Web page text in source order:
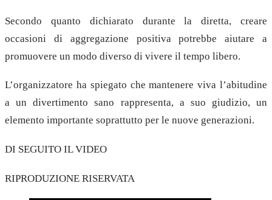
Secondo quanto dichiarato durante la diretta, creare
occasioni di aggregazione positiva potrebbe aiutare a
promuovere un modo diverso di vivere il tempo libero.
L’organizzatore ha spiegato che mantenere viva l’abitudine
a un divertimento sano rappresenta, a suo giudizio, un
elemento importante soprattutto per le nuove generazioni.
DI SEGUITO IL VIDEO
RIPRODUZIONE RISERVATA